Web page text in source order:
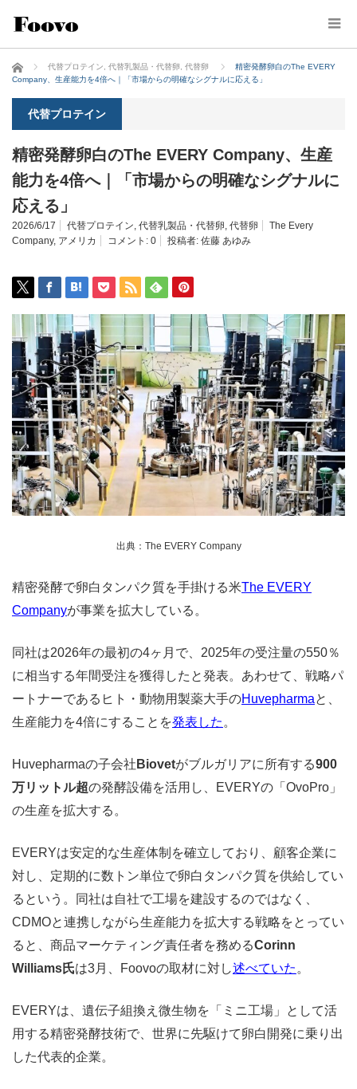
ホーム 代替プロテイン 代替乳製品・代替卵 代替卵
精密発酵卵白のThe EVERY
Company、生産能力を4倍へ｜「市場からの明確なシグナルに応える」
代替プロテイン
精密発酵卵白のThe EVERY Company、生産
能力を4倍へ｜「市場からの明確なシグナルに
応える」
2026/6/17 代替プロテイン, 代替乳製品・代替卵, 代替卵
The Every
Company, アメリカ コメント: 0 投稿者: 佐藤 あゆみ
出典：The EVERY Company
精密発酵で卵白タンパク質を手掛ける米The EVERY
Companyが事業を拡大している。
同社は2026年の最初の4ヶ月で、2025年の受注量の550％
に相当する年間受注を獲得したと発表。あわせて、戦略パ
ートナーであるヒト・動物用製薬大手のHuvepharmaと、
生産能力を4倍にすることを発表した 。
Huvepharmaの子会社 Biovetがブルガリアに所有する900
万リットル超の発酵設備を活用し、EVERYの「OvoPro」
の生産を拡大する。
EVERYは安定的な生産体制を確立しており、顧客企業に
対し、定期的に数トン単位で卵白タンパク質を供給してい
るという。同社は自社で工場を建設するのではなく、
CDMOと連携しながら生産能力を拡大する戦略をとってい
ると、商品マーケティング責任者を務めるCorinn
Williams氏は3月、Foovoの取材に対し述べていた 。
EVERYは、遺伝子組換え微生物を「ミニ工場」として活
用する精密発酵技術で、世界に先駆けて卵白開発に乗り出
した代表的企業。